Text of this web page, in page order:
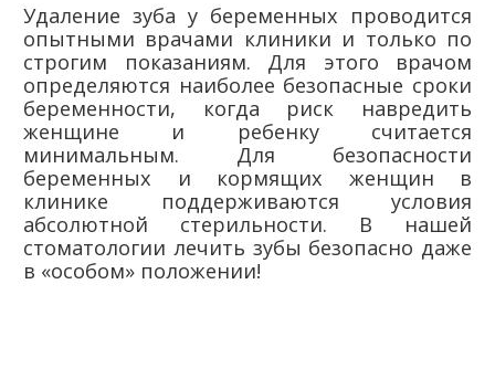
Удаление зуба у беременных проводится
опытными врачами клиники и только по
строгим показаниям. Для этого врачом
определяются наиболее безопасные сроки
беременности, когда риск навредить
женщине и ребенку считается
минимальным. Для безопасности
беременных и кормящих женщин в
клинике поддерживаются условия
абсолютной стерильности. В нашей
стоматологии лечить зубы безопасно даже
в «особом» положении!